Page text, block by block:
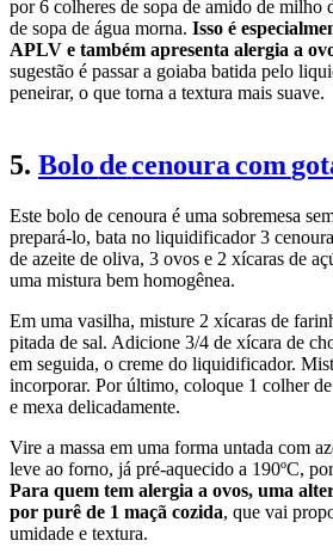
por 6 colheres de sopa de amido de milho
de sopa de água morna. Isso é
APLV e também apresenta alergia a
sugestão é passar a goiaba batida pelo
peneirar, o que torna a textura mais suave.
5. Bolo decenouracom
Este bolo de cenoura é uma sobremesa
prepará-lo, bata no liquidificador 3
de azeite de oliva, 3 ovos e 2 xícaras de
uma mistura bem homogênea.
Em uma vasilha, misture 2 xícaras de
pitada de sal. Adicione 3/4 de xícara de
em seguida, o creme do liquidificador.
incorporar. Por último, coloque 1 colher
e mexa delicadamente.
Vire a massa em uma forma untada com
leve ao forno, já pré-aquecido a 190ºC,
Para quem tem alergia a ovos, uma
por purê de 1 maçã cozida, que vai
umidade e textura.